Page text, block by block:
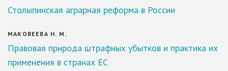
Столыпинская аграрная реформа в России
МАКОВЕЕВА Н. М.
Правовая природа штрафных убытков и практика их
применения в странах ЕС